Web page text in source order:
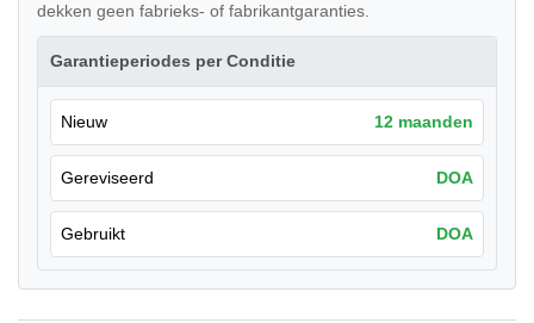
dekken geen fabrieks- of fabrikantgaranties.
Garantieperiodes per Conditie
Nieuw 12 maanden
Gereviseerd DOA
Gebruikt DOA